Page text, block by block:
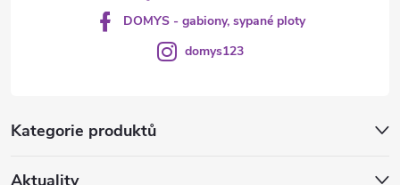
Kategorie produktů
Aktuality
DOMYS - gabiony, sypané ploty
domys123